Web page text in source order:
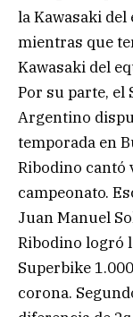
la Kawasaki del
mientras que
Kawasaki del
Por su parte, el
Argentino
temporada en
Ribodino cantó
campeonato.
Juan Manuel
Ribodino logró
Superbike
corona.